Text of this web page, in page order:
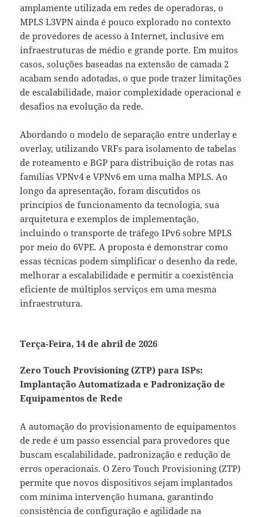
amplamente utilizada em redes de operadoras, o
MPLS L3VPN ainda é pouco explorado no contexto
de provedores de acesso à Internet, inclusive em
infraestruturas de médio e grande porte. Em muitos
casos, soluções baseadas na extensão de camada 2
acabam sendo adotadas, o que pode trazer limitações
de escalabilidade, maior complexidade operacional e
desafios na evolução da rede.
Abordando o modelo de separação entre underlay e
overlay, utilizando VRFs para isolamento de tabelas
de roteamento e BGP para distribuição de rotas nas
famílias VPNv4 e VPNv6 em uma malha MPLS. Ao
longo da apresentação, foram discutidos os
princípios de funcionamento da tecnologia, sua
arquitetura e exemplos de implementação,
incluindo o transporte de tráfego IPv6 sobre MPLS
por meio do 6VPE. A proposta é demonstrar como
essas técnicas podem simplificar o desenho da rede,
melhorar a escalabilidade e permitir a coexistência
eficiente de múltiplos serviços em uma mesma
infraestrutura.
Terça-Feira, 14 de abril de 2026
Zero Touch Provisioning (ZTP) para ISPs:
Implantação Automatizada e Padronização de
Equipamentos de Rede
A automação do provisionamento de equipamentos
de rede é um passo essencial para provedores que
buscam escalabilidade, padronização e redução de
erros operacionais. O Zero Touch Provisioning (ZTP)
permite que novos dispositivos sejam implantados
com mínima intervenção humana, garantindo
consistência de configuração e agilidade na